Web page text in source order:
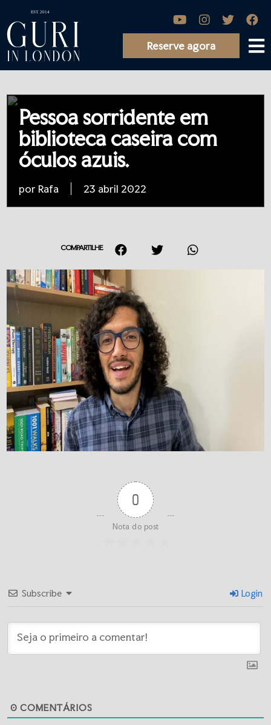
Reserve agora
Pessoa sorridente em
biblioteca caseira com
óculos azuis.
por Rafa 23 abril 2022
COMPARTILHE
0
Nota do post
Subscribe Login
0 COMENTÁRIOS